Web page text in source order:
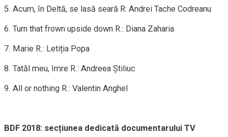
5. Acum, în Deltă, se lasă seară R: Andrei Tache Codreanu
6. Turn that frown upside down R.: Diana Zaharia
7. Marie R.: Letiția Popa
8. Tatăl meu, Imre R.: Andreea Știliuc
9. All or nothing R.: Valentin Anghel
BDF 2018: secțiunea dedicată documentarului TV